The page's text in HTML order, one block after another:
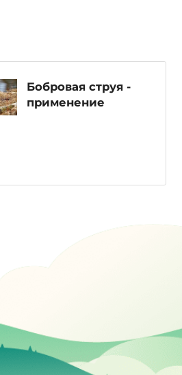
Бобровая струя -
применение